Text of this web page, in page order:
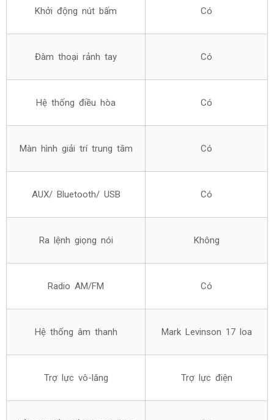
Khởi động nút bấm Có
Đàm thoại rảnh tay Có
Hệ thống điều hòa Có
Màn hình giải trí trung tâm Có
AUX/ Bluetooth/ USB Có
Ra lệnh giọng nói Không
Radio AM/FM Có
Hệ thống âm thanh Mark Levinson 17 loa
Trợ lực vô-lăng Trợ lực điện